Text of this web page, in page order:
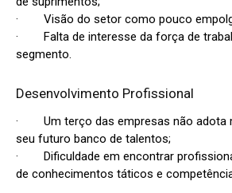
· Visão do setor como pouco
· Falta de interesse da força de
segmento.
Desenvolvimento Profissional
· Um terço das empresas não adota
seu futuro banco de talentos;
· Dificuldade em encontrar
de conhecimentos táticos e